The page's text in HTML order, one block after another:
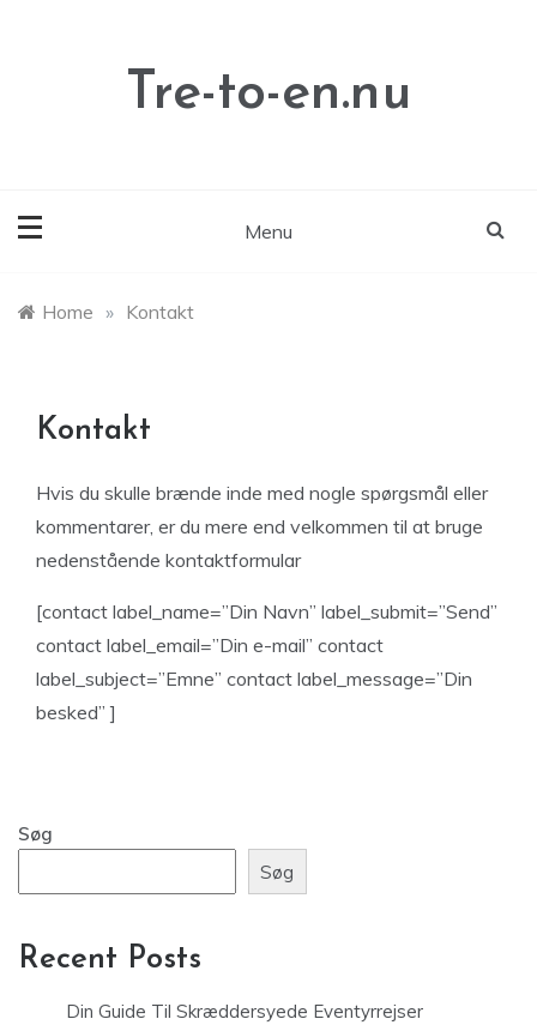
Tre-to-en.nu
Menu
Home » Kontakt
Kontakt
Hvis du skulle brænde inde med nogle spørgsmål eller
kommentarer, er du mere end velkommen til at bruge
nedenstående kontaktformular
[contact label_name=”Din Navn” label_submit=”Send”
contact label_email=”Din e-mail” contact
label_subject=”Emne” contact label_message=”Din
besked” ]
Søg
Søg
Recent Posts
Din Guide Til Skræddersyede Eventyrrejser